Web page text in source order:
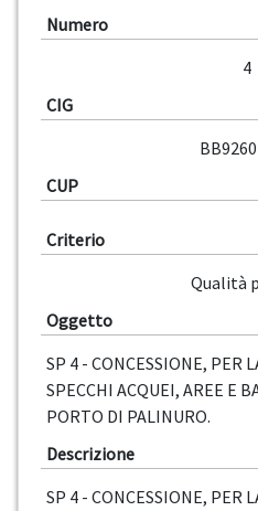
Numero
4
CIG
CUP
Criterio
Qualità
Oggetto
SP 4 - CONCESSIONE, PER
SPECCHI ACQUEI, AREE E
PORTO DI PALINURO.
Descrizione
SP 4 - CONCESSIONE, PER